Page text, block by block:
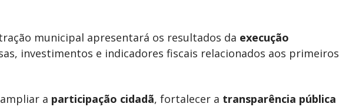
municipal apresentará os resultados da execução
investimentos e indicadores fiscais relacionados aos primeiros
a participação cidadã, fortalecer a transparência pública